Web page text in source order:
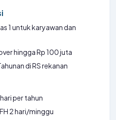
1 untuk karyawan dan
hingga Rp 100 juta
di RS rekanan
per tahun
2 hari/minggu